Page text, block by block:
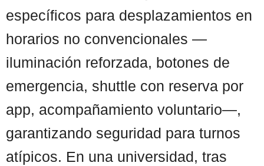
específicos para desplazamientos en
horarios no convencionales —
iluminación reforzada, botones de
emergencia, shuttle con reserva por
app, acompañamiento voluntario—,
garantizando seguridad para turnos
atípicos. En una universidad, tras